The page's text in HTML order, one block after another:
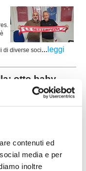
contenuti ed
media e per
inoltre
di diverse soci... leggi
otto baby
numeri uno: